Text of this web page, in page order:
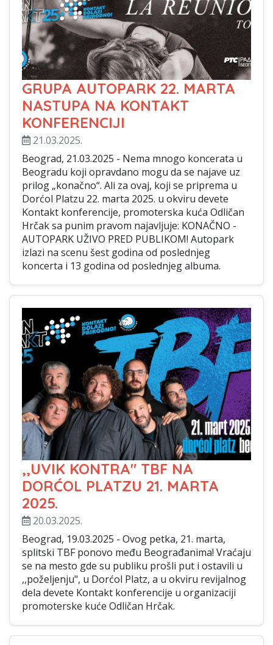
GRUPA AUTOPARK 22. MARTA
NASTUPA NA KONTAKT
KONFERENCIJI
21.03.2025.
Beograd, 21.03.2025 - Nema mnogo koncerata u
Beogradu koji opravdano mogu da se najave uz
prilog „konačno“. Ali za ovaj, koji se priprema u
Dorćol Platzu 22. marta 2025. u okviru devete
Kontakt konferencije, promoterska kuća Odličan
Hrčak sa punim pravom najavljuje: KONAČNO -
AUTOPARK UŽIVO PRED PUBLIKOM! Autopark
izlazi na scenu šest godina od poslednjeg
koncerta i 13 godina od poslednjeg albuma.
,,UVIK KONTRA" TBF NA
DORĆOL PLATZU 21. MARTA
2025.
20.03.2025.
Beograd, 19.03.2025 - Ovog petka, 21. marta,
splitski TBF ponovo među Beograđanima! Vraćaju
se na mesto gde su publiku prošli put i ostavili u
,,poželjenju", u Dorćol Platz, a u okviru revijalnog
dela devete Kontakt konferencije u organizaciji
promoterske kuće Odličan Hrčak.